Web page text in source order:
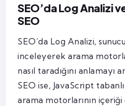
SEO’da Log Analizi
SEO
SEO’da Log Analizi,
inceleyerek arama
nasıl taradığını anlamayı
SEO ise, JavaScript
arama motorlarının